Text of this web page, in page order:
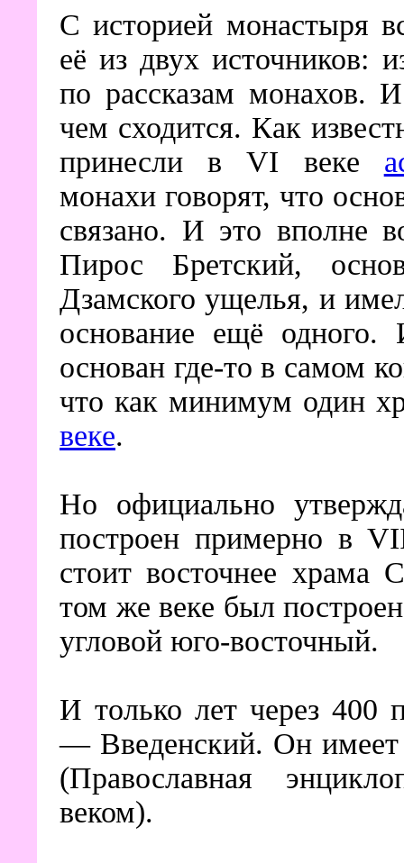
С историей монастыря
её из двух источников:
по рассказам монахов.
чем сходится. Как
принесли в VI веке
монахи говорят, что
связано. И это вполне
Пирос Бретский,
Дзамского ущелья, и
основание ещё одного.
основан где-то в самом
что как минимум один
веке.
Но официально
построен примерно в
стоит восточнее
том же веке был
угловой юго-восточный.
И только лет через 400
— Введенский. Он имеет
(Православная
веком).